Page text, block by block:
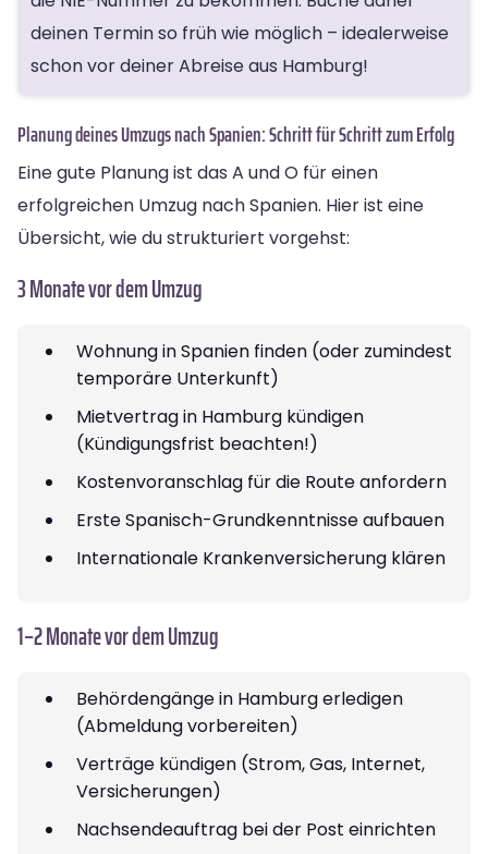
deinen Termin so früh wie möglich – idealerweise
schon vor deiner Abreise aus Hamburg!
Planung deines Umzugs nach Spanien: Schritt für Schritt zum Erfolg
Eine gute Planung ist das A und O für einen
erfolgreichen Umzug nach Spanien. Hier ist eine
Übersicht, wie du strukturiert vorgehst:
3 Monate vor dem Umzug
Wohnung in Spanien finden (oder zumindest
temporäre Unterkunft)
Mietvertrag in Hamburg kündigen
(Kündigungsfrist beachten!)
Kostenvoranschlag für die Route anfordern
Erste Spanisch-Grundkenntnisse aufbauen
Internationale Krankenversicherung klären
1–2 Monate vor dem Umzug
Behördengänge in Hamburg erledigen
(Abmeldung vorbereiten)
Verträge kündigen (Strom, Gas, Internet,
Versicherungen)
Nachsendeauftrag bei der Post einrichten